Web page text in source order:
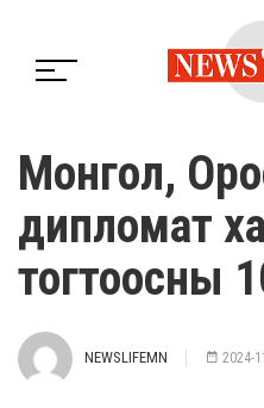
Монгол,
дипломат
тогтоосны
NEWSLIFEMN 2024-